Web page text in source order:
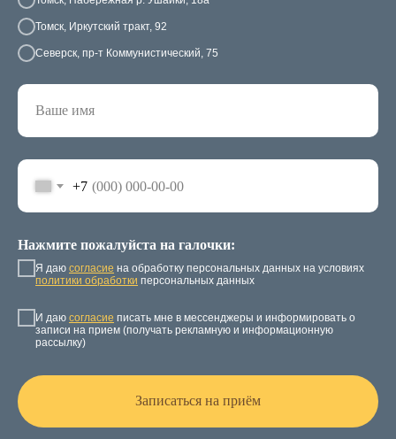
Томск, Иркутский тракт, 92
Северск, пр-т Коммунистический, 75
+7
Нажмите пожалуйста на галочки:
Я даю согласие на обработку персональных данных на условиях
политики обработки персональных данных
И даю согласие писать мне в мессенджеры и информировать о
записи на прием (получать рекламную и информационную
рассылку)
Записаться на приём